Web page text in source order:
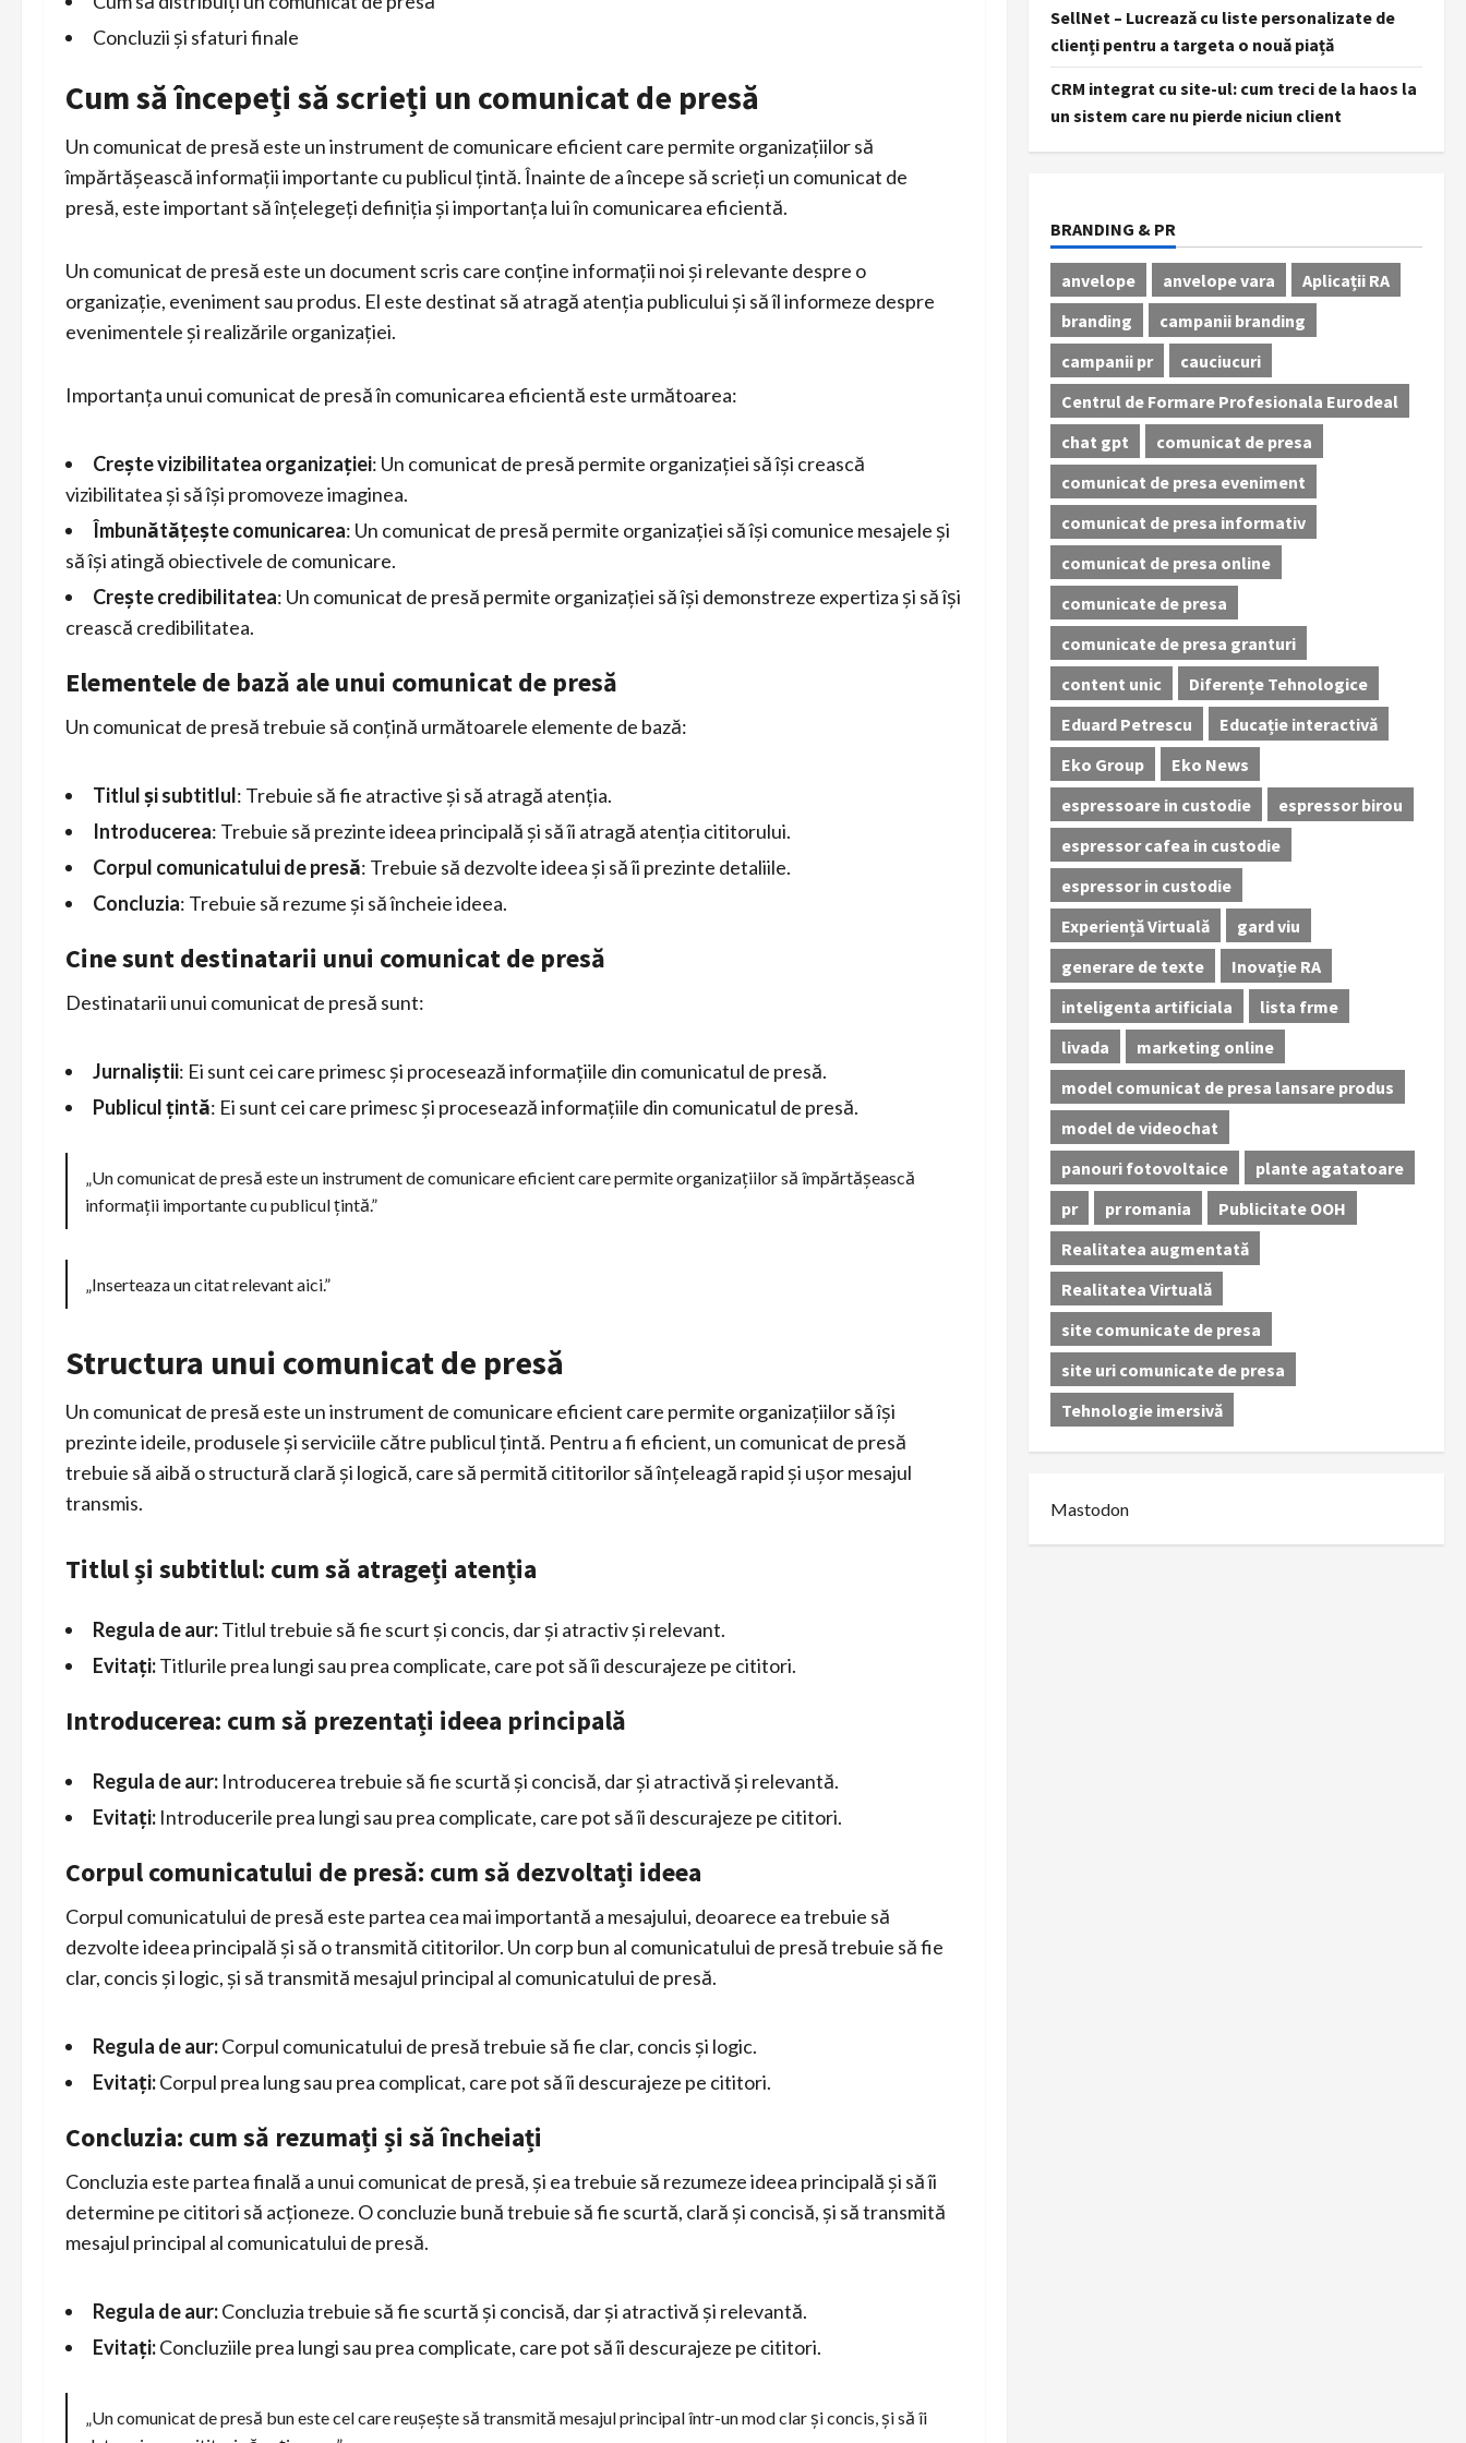
Concluzii și sfaturi finale
Cum să începeți să scrieți un comunicat de presă
Un comunicat de presă este un instrument de comunicare eficient care permite organizațiilor să
împărtășească informații importante cu publicul țintă. Înainte de a începe să scrieți un comunicat de
presă, este important să înțelegeți definiția și importanța lui în comunicarea eficientă.
Un comunicat de presă este un document scris care conține informații noi și relevante despre o
organizație, eveniment sau produs. El este destinat să atragă atenția publicului și să îl informeze despre
evenimentele și realizările organizației.
Importanța unui comunicat de presă în comunicarea eficientă este următoarea:
Crește vizibilitatea organizației: Un comunicat de presă permite organizației să își crească
vizibilitatea și să își promoveze imaginea.
Îmbunătățește comunicarea: Un comunicat de presă permite organizației să își comunice mesajele și
să își atingă obiectivele de comunicare.
Crește credibilitatea: Un comunicat de presă permite organizației să își demonstreze expertiza și să își
crească credibilitatea.
Elementele de bază ale unui comunicat de presă
Un comunicat de presă trebuie să conțină următoarele elemente de bază:
Titlul și subtitlul: Trebuie să fie atractive și să atragă atenția.
Introducerea: Trebuie să prezinte ideea principală și să îi atragă atenția cititorului.
Corpul comunicatului de presă: Trebuie să dezvolte ideea și să îi prezinte detaliile.
Concluzia: Trebuie să rezume și să încheie ideea.
Cine sunt destinatarii unui comunicat de presă
Destinatarii unui comunicat de presă sunt:
Jurnaliștii: Ei sunt cei care primesc și procesează informațiile din comunicatul de presă.
Publicul țintă: Ei sunt cei care primesc și procesează informațiile din comunicatul de presă.
„Un comunicat de presă este un instrument de comunicare eficient care permite organizațiilor să împărtășească
informații importante cu publicul țintă.”
„Inserteaza un citat relevant aici.”
Structura unui comunicat de presă
Un comunicat de presă este un instrument de comunicare eficient care permite organizațiilor să își
prezinte ideile, produsele și serviciile către publicul țintă. Pentru a fi eficient, un comunicat de presă
trebuie să aibă o structură clară și logică, care să permită cititorilor să înțeleagă rapid și ușor mesajul
transmis.
Titlul și subtitlul: cum să atrageți atenția
Regula de aur:Titlul trebuie să fie scurt și concis, dar și atractiv și relevant.
Evitați:Titlurile prea lungi sau prea complicate, care pot să îi descurajeze pe cititori.
Introducerea: cum să prezentați ideea principală
Regula de aur: Introducerea trebuie să fie scurtă și concisă, dar și atractivă și relevantă.
Evitați: Introducerile prea lungi sau prea complicate, care pot să îi descurajeze pe cititori.
Corpul comunicatului de presă: cum să dezvoltați ideea
Corpul comunicatului de presă este partea cea mai importantă a mesajului, deoarece ea trebuie să
dezvolte ideea principală și să o transmită cititorilor. Un corp bun al comunicatului de presă trebuie să fie
clar, concis și logic, și să transmită mesajul principal al comunicatului de presă.
Regula de aur:Corpul comunicatului de presă trebuie să fie clar, concis și logic.
Evitați:Corpul prea lung sau prea complicat, care pot să îi descurajeze pe cititori.
Concluzia: cum să rezumați și să încheiați
Concluzia este partea finală a unui comunicat de presă, și ea trebuie să rezumeze ideea principală și să îi
determine pe cititori să acționeze. O concluzie bună trebuie să fie scurtă, clară și concisă, și să transmită
mesajul principal al comunicatului de presă.
Regula de aur:Concluzia trebuie să fie scurtă și concisă, dar și atractivă și relevantă.
Evitați:Concluziile prea lungi sau prea complicate, care pot să îi descurajeze pe cititori.
„Un comunicat de presă bun este cel care reușește să transmită mesajul principal într-un mod clar și concis, și să îi
SellNet – Lucrează cu liste personalizate de
clienți pentru a targeta o nouă piață
CRM integrat cu site-ul: cum treci de la haos la
un sistem care nu pierde niciun client
BRANDING & PR
anvelope anvelope vara
Aplicații RA
branding
campanii branding
campanii pr
cauciucuri
Centrul de Formare Profesionala Eurodeal
chat gpt
comunicat de presa
comunicat de presa eveniment
comunicat de presa informativ
comunicat de presa online
comunicate de presa
comunicate de presa granturi
content unic
Diferențe Tehnologice
Eduard Petrescu
Educație interactivă
Eko Group
Eko News
espressoare in custodie
espressor birou
espressor cafea in custodie
espressor in custodie
Experiență Virtuală
gard viu
generare de texte
Inovație RA
inteligenta artificiala
lista frme
livada
marketing online
model comunicat de presa lansare produs
model de videochat
panouri fotovoltaice
plante agatatoare
pr
pr romania
Publicitate OOH
Realitatea augmentată
Realitatea Virtuală
site comunicate de presa
site uri comunicate de presa
Tehnologie imersivă
Mastodon